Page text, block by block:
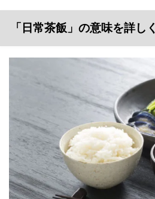
「日常茶飯」の意味を詳しく